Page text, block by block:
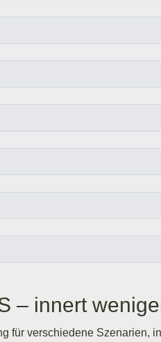
– innert
für verschiedene Szenarien,